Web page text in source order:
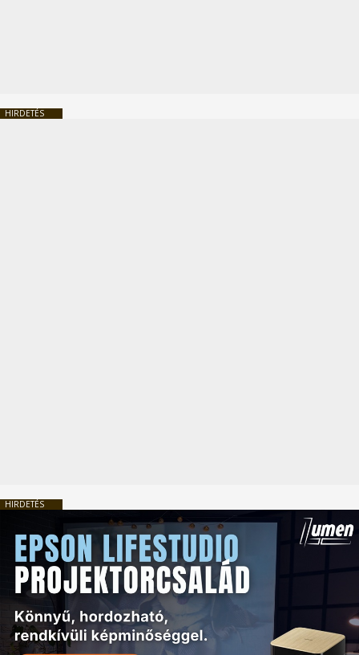
HIRDETÉS
HIRDETÉS